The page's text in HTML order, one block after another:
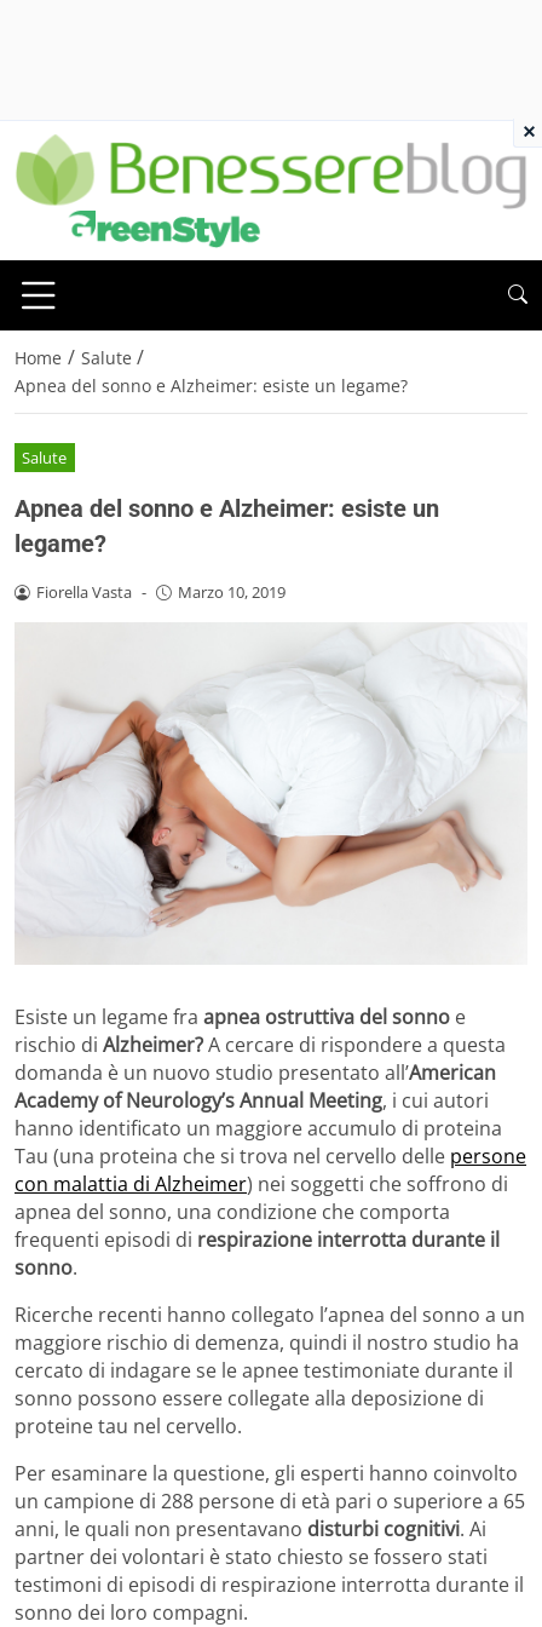
Home / Salute /
Apnea del sonno e Alzheimer: esiste un legame?
Salute
Apnea del sonno e Alzheimer: esiste un
legame?
Fiorella Vasta - Marzo 10, 2019
Esiste un legame fra apnea ostruttiva del sonno e
rischio di Alzheimer?A cercare di rispondere a questa
domanda è un nuovo studio presentato all’American
Academy of Neurology’s Annual Meeting, i cui autori
hanno identificato un maggiore accumulo di proteina
Tau (una proteina che si trova nel cervello delle persone
con malattia di Alzheimer) nei soggetti che soffrono di
apnea del sonno, una condizione che comporta
frequenti episodi di respirazione interrotta durante il
sonno.
Ricerche recenti hanno collegato l’apnea del sonno a un
maggiore rischio di demenza, quindi il nostro studio ha
cercato di indagare se le apnee testimoniate durante il
sonno possono essere collegate alla deposizione di
proteine tau nel cervello.
Per esaminare la questione, gli esperti hanno coinvolto
un campione di 288 persone di età pari o superiore a 65
anni, le quali non presentavano disturbi cognitivi. Ai
partner dei volontari è stato chiesto se fossero stati
testimoni di episodi di respirazione interrotta durante il
sonno dei loro compagni.
×